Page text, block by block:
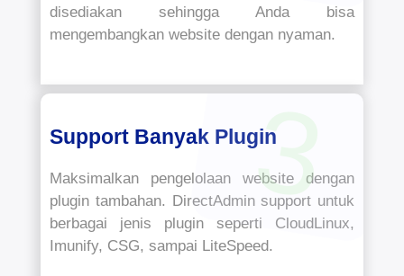
disediakan sehingga Anda bisa
mengembangkan website dengan nyaman.
3
Support Banyak Plugin
Maksimalkan pengelolaan website dengan
plugin tambahan. DirectAdmin support untuk
berbagai jenis plugin seperti CloudLinux,
Imunify, CSG, sampai LiteSpeed.